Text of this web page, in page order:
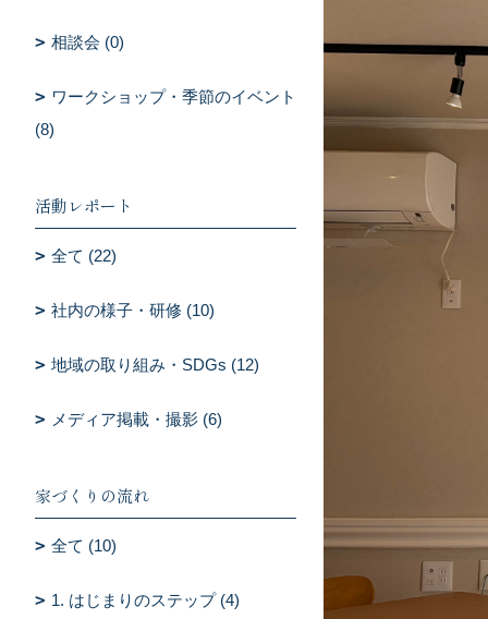
相談会 (0)
ワークショップ・季節のイベント
(8)
活動レポート
全て (22)
社内の様子・研修 (10)
地域の取り組み・SDGs (12)
メディア掲載・撮影 (6)
家づくりの流れ
全て (10)
1. はじまりのステップ (4)